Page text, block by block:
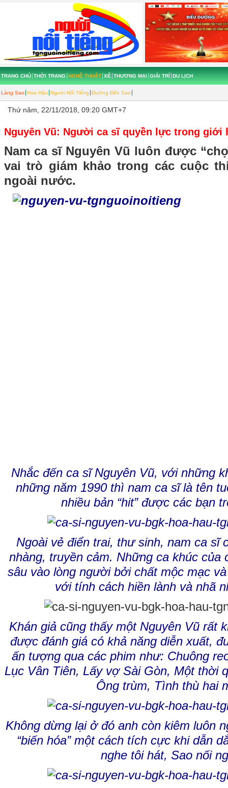
TRANG CHỦ THỜI TRANG NGHỆ THUẬT
Làng Sao Hoa Hậu Người Nổi Tiếng Đường Đến Sao
XẾ THƯƠNG MẠI GIẢI TRÍ DU LỊCH
Thứ năm, 22/11/2018, 09:20 GMT+7
Nguyên Vũ: Người ca sĩ quyền lực trong giới
Nam ca sĩ Nguyên Vũ luôn được
vai trò giám khảo trong các cuộc
ngoài nước.
Nhắc đến ca sĩ Nguyên Vũ, với những
những năm 1990 thì nam ca sĩ là tên
nhiều bản “hit” được các bạn
Ngoài vẻ điển trai, thư sinh, nam ca sĩ
nhàng, truyền cảm. Những ca khúc của
sâu vào lòng người bởi chất mộc mạc
với tính cách hiền lành và nhã
Khán giả cũng thấy một Nguyên Vũ rất
được đánh giá có khả năng diễn xuất,
ấn tượng qua các phim như: Chuông
Lục Vân Tiên, Lấy vợ Sài Gòn, Một thời
Ông trùm, Tình thù hai
Không dừng lại ở đó anh còn kiêm luôn
“biến hóa” một cách tích cực khi dẫn
nghe tôi hát, Sao nối